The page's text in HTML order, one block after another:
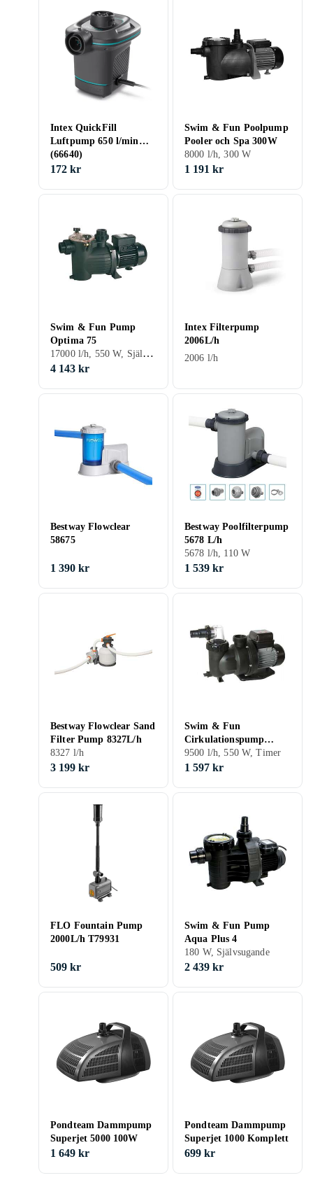
Intex QuickFill
Luftpump 650 l/min
(66640)
172 kr
Swim & Fun Poolpump
Pooler och Spa 300W
8000 l/h, 300 W
1 191 kr
Swim & Fun Pump
Optima 75
17000 l/h, 550 W, Självsugande
4 143 kr
Intex Filterpump
2006L/h
2006 l/h
Bestway Flowclear
58675
1 390 kr
Bestway Poolfilterpump
5678 L/h
5678 l/h, 110 W
1 539 kr
Bestway Flowclear Sand
Filter Pump 8327L/h
8327 l/h
3 199 kr
Swim & Fun
Cirkulationspump
550W Med Timer
9500 l/h, 550 W, Timer
1 597 kr
FLO Fountain Pump
2000L/h T79931
509 kr
Swim & Fun Pump
Aqua Plus 4
180 W, Självsugande
2 439 kr
Pondteam Dammpump
Superjet 5000 100W
1 649 kr
Pondteam Dammpump
Superjet 1000 Komplett
699 kr